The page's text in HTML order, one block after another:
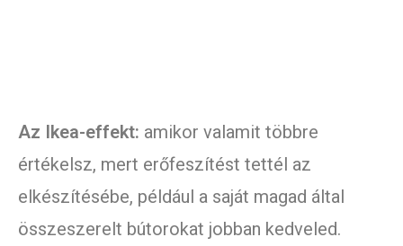
Az Ikea-effekt: amikor valamit többre
értékelsz, mert erőfeszítést tettél az
elkészítésébe, például a saját magad által
összeszerelt bútorokat jobban kedveled.